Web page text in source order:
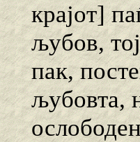
крајот]
љубов,
пак,
љубовта,